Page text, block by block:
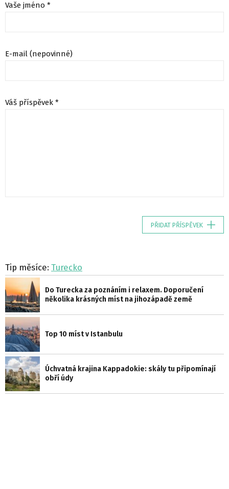
Vaše jméno *
E-mail (nepovinné)
Váš příspěvek *
PŘIDAT PŘÍSPĚVEK
Tip měsíce: Turecko
Do Turecka za poznáním i relaxem. Doporučení
několika krásných míst na jihozápadě země
Top 10 míst v Istanbulu
Úchvatná krajina Kappadokie: skály tu připomínají
obří údy